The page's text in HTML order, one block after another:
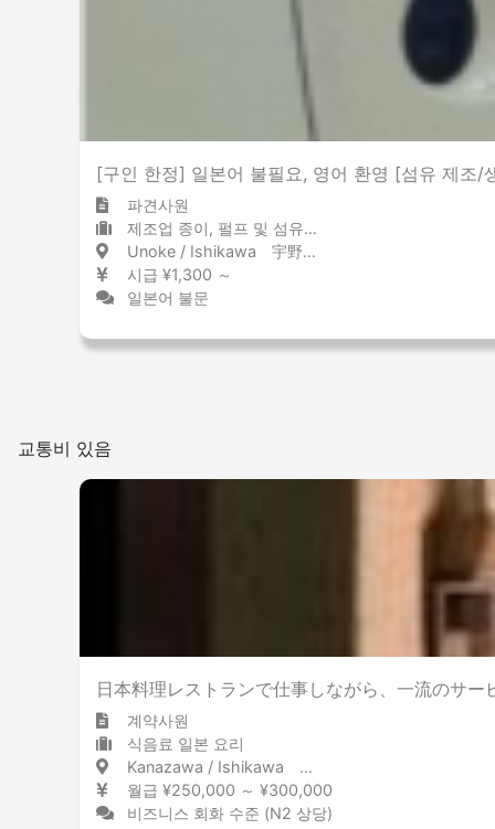
[구인 한정] 일본어 불필요, 영어 환영 [섬유 제조/
파견사원
제조업 종이, 펄프 및 섬유 제품
Unoke / Ishikawa 宇野気 / 石川県
시급 ¥1,300 ～
일본어 불문
교통비 있음
日本料理レストランで仕事しながら、一流のサー
계약사원
식음료 일본 요리
Kanazawa / Ishikawa 金沢 / 石川県
월급 ¥250,000 ～ ¥300,000
비즈니스 회화 수준 (N2 상당)